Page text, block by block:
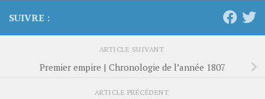
SUIVRE :
ARTICLE SUIVANT
Premier empire | Chronologie de l’année 1807
ARTICLE PRÉCÉDENT